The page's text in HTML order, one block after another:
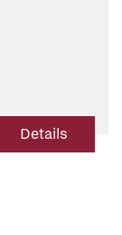
Details